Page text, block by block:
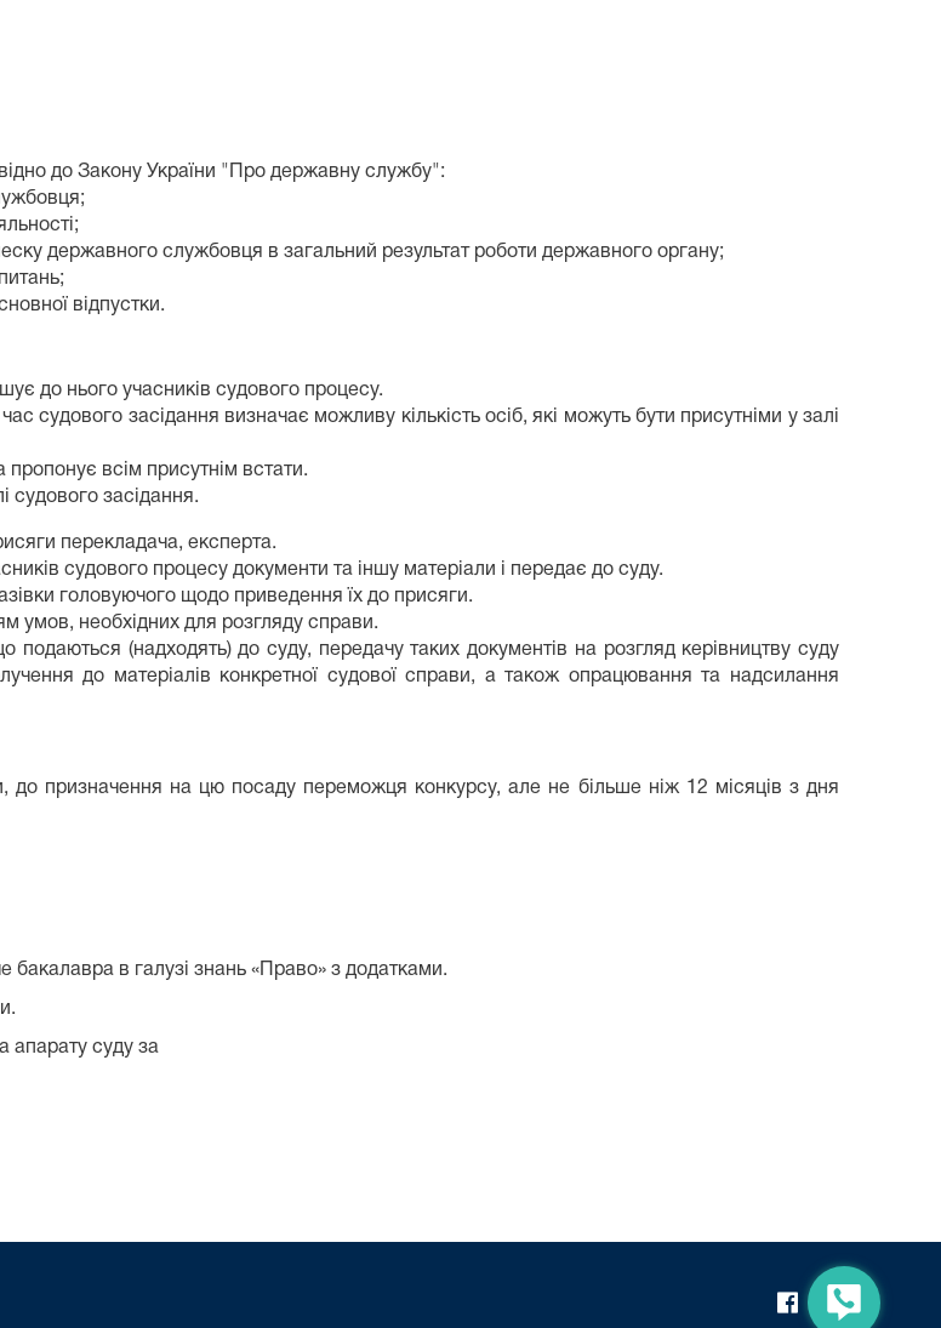
до Закону України "Про державну службу":
державного службовця в загальний результат роботи державного органу;
відпустки.
до нього учасників судового процесу.
судового засідання визначає можливу кількість осіб, які можуть бути присутніми у залі
пропонує всім присутнім встати.
судового засідання.
перекладача, експерта.
судового процесу документи та іншу матеріали і передає до суду.
головуючого щодо приведення їх до присяги.
умов, необхідних для розгляду справи.
(надходять) до суду, передачу таких документів на розгляд керівництву суду
до матеріалів конкретної судової справи, а також опрацювання та надсилання
до призначення на цю посаду переможця конкурсу, але не більше ніж 12 місяців з дня
бакалавра в галузі знань «Право» з додатками.
апарату суду за